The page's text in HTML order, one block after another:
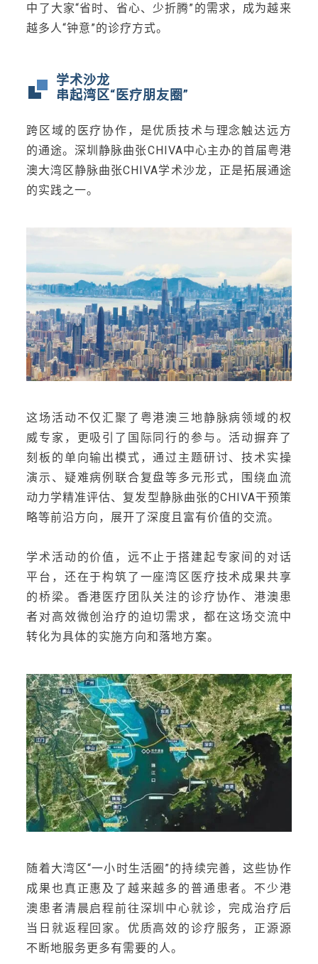
中了大家“省时、省心、少折腾”的需求，成为越来
越多人“钟意”的诊疗方式。
学术沙龙
串起湾区“医疗朋友圈”
跨区域的医疗协作，是优质技术与理念触达远方
的通途。深圳静脉曲张CHIVA中心主办的首届粤港
澳大湾区静脉曲张CHIVA学术沙龙，正是拓展通途
的实践之一。
这场活动不仅汇聚了粤港澳三地静脉病领域的权
威专家，更吸引了国际同行的参与。活动摒弃了
刻板的单向输出模式，通过主题研讨、技术实操
演示、疑难病例联合复盘等多元形式，围绕血流
动力学精准评估、复发型静脉曲张的CHIVA干预策
略等前沿方向，展开了深度且富有价值的交流。
学术活动的价值，远不止于搭建起专家间的对话
平台，还在于构筑了一座湾区医疗技术成果共享
的桥梁。香港医疗团队关注的诊疗协作、港澳患
者对高效微创治疗的迫切需求，都在这场交流中
转化为具体的实施方向和落地方案。
随着大湾区“一小时生活圈”的持续完善，这些协作
成果也真正惠及了越来越多的普通患者。不少港
澳患者清晨启程前往深圳中心就诊，完成治疗后
当日就返程回家。优质高效的诊疗服务，正源源
不断地服务更多有需要的人。